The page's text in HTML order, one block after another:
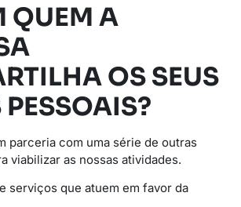
QUEM A
OS SEUS
parceria com uma série de outras
viabilizar as nossas atividades.
serviços que atuem em favor da